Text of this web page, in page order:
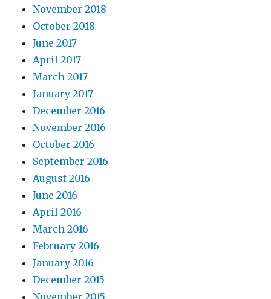
November 2018
October 2018
June 2017
April 2017
March 2017
January 2017
December 2016
November 2016
October 2016
September 2016
August 2016
June 2016
April 2016
March 2016
February 2016
January 2016
December 2015